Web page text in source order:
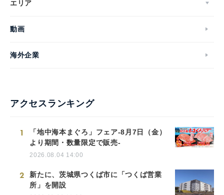
エリア
動画
海外企業
アクセスランキング
1
「地中海本まぐろ」フェア-8月7日（金）
より期間・数量限定で販売-
2026.08.04 14:00
2
新たに、茨城県つくば市に「つくば営業
所」を開設